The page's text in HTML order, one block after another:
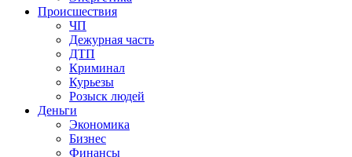
Происшествия
ЧП
Дежурная часть
ДТП
Криминал
Курьезы
Розыск людей
Деньги
Экономика
Бизнес
Финансы